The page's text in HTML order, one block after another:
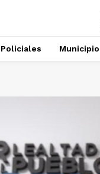
Policiales